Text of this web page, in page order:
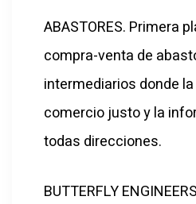
ABASTORES. Primera
compra-venta de
intermediarios donde
comercio justo y la
todas direcciones.
BUTTERFLY